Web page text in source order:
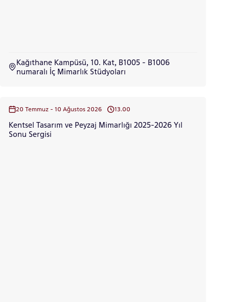
Kağıthane Kampüsü, 10. Kat, B1005 - B1006
numaralı İç Mimarlık Stüdyoları
20 Temmuz - 10 Ağustos 2026 13.00
Kentsel Tasarım ve Peyzaj Mimarlığı 2025-2026 Yıl
Sonu Sergisi